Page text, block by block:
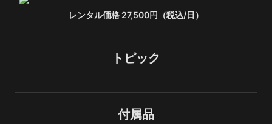
レンタル価格 27,500円（税込/日）
トピック
付属品